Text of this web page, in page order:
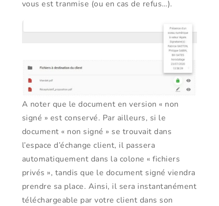
vous est tranmise (ou en cas de refus…).
A noter que le document en version « non
signé » est conservé. Par ailleurs, si le
document « non signé » se trouvait dans
l’espace d’échange client, il passera
automatiquement dans la colone « fichiers
privés », tandis que le document signé viendra
prendre sa place. Ainsi, il sera instantanément
téléchargeable par votre client dans son